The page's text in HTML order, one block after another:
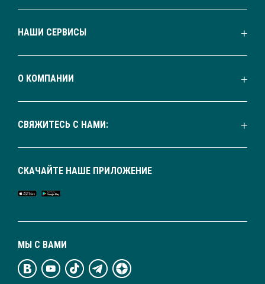
НАШИ СЕРВИСЫ
О КОМПАНИИ
СВЯЖИТЕСЬ С НАМИ:
МЫ С ВАМИ
СКАЧАЙТЕ НАШЕ ПРИЛОЖЕНИЕ